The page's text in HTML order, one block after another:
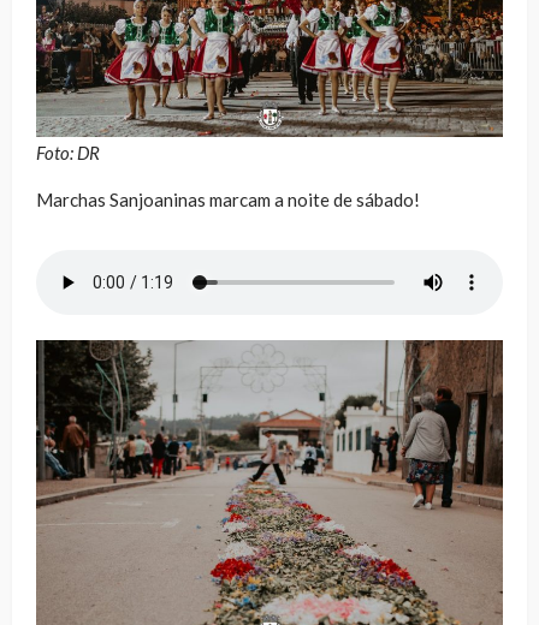
Foto: DR
Marchas Sanjoaninas marcam a noite de sábado!